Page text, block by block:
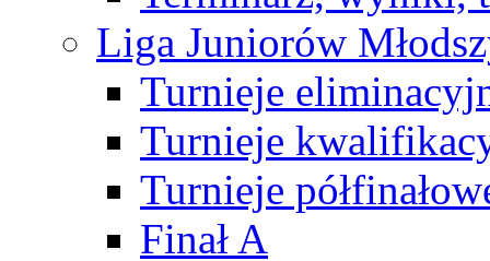
Liga Juniorów
Turnieje
Turnieje
Turnieje
Finał A